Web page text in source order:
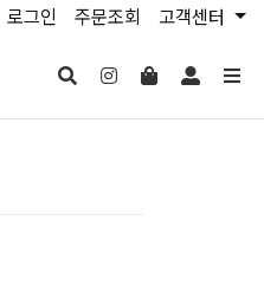
로그인 주문조회 고객센터